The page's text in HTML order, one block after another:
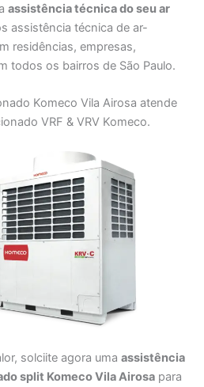
assistência técnica do seu ar
assistência técnica de ar-
residências, empresas,
todos os bairros de São Paulo.
Komeco Vila Airosa atende
VRF & VRV Komeco.
solciite agora umaassistência
split Komeco Vila Airosa para